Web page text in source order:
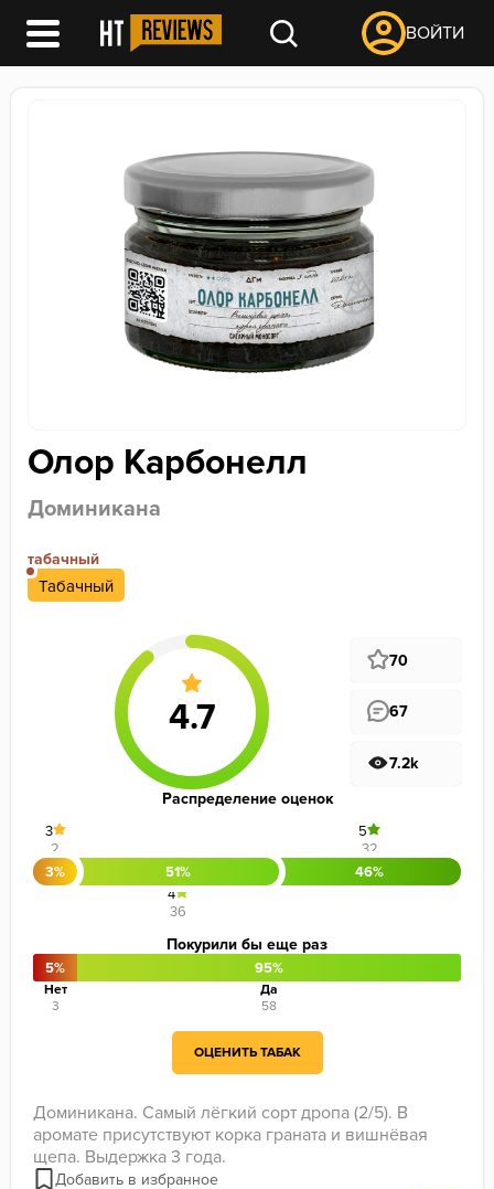
ВОЙТИ
Олор Карбонелл
Доминикана
табачный
Табачный
Доминикана. Самый лёгкий сорт дропа (2/5). В
аромате присутствуют корка граната и вишнёвая
щепа. Выдержка 3 года.
70
67
7.2k
Распределение оценок
3%
3
2
51%
4
36
46%
5
32
Покурили бы еще раз
5%
Нет
3
95%
Да
58
ОЦЕНИТЬ ТАБАК